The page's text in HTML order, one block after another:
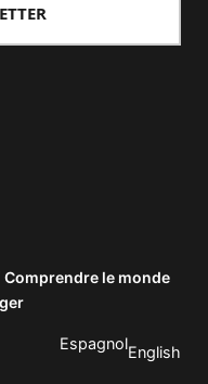
Comprendre le monde
EspagnolEnglish